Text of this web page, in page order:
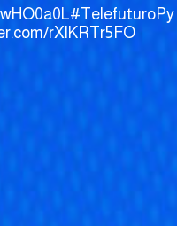
#TelefuturoPy
rXlKRTr5FO